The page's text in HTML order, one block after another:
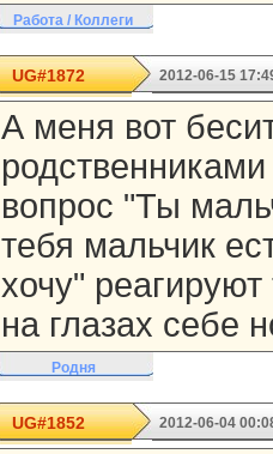
Работа / Коллеги
UG#1872 2012-06-15
А меня вот
вопрос "Ты
тебя мальчик
хочу" реагируют
на глазах себе
Родня
UG#1852 2012-06-04